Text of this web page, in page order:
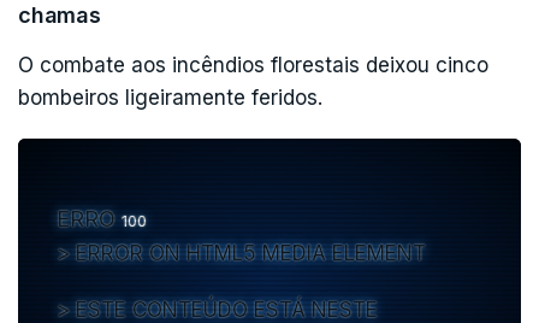
chamas
O combate aos incêndios florestais deixou cinco
bombeiros ligeiramente feridos.
ERRO100
ERROR ON HTML5 MEDIA ELEMENT
ESTE CONTEÚDO ESTÁ NESTE